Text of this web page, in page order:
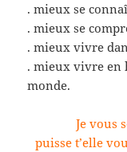
. mieux se
. mieux se
. mieux vivre
. mieux vivre en
monde.
Je vous
puisse t’elle